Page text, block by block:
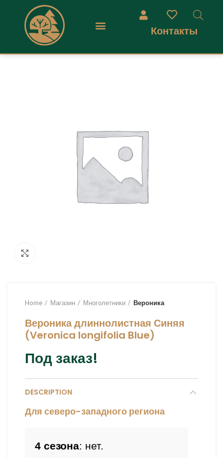
Контакты
Home Магазин Многолетники Вероника
Вероника длиннолистная Синяя
(Veronica longifolia Blue)
Под заказ!
DESCRIPTION
Для северо-западного региона
4 сезона: нет.